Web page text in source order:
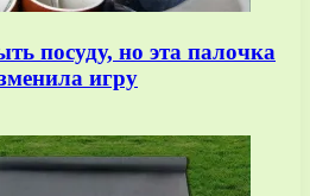
посуду, но эта палочка
игру